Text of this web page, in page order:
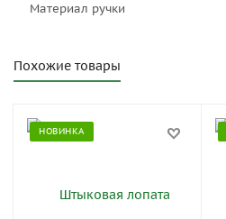
Материал ручки
Похожие товары
НОВИНКА